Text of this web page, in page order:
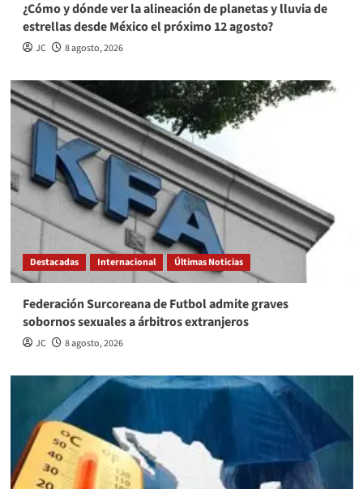
¿Cómo y dónde ver la alineación de planetas y lluvia de
estrellas desde México el próximo 12 agosto?
JC 8 agosto, 2026
Destacadas Internacional Últimas Noticias
Federación Surcoreana de Futbol admite graves
sobornos sexuales a árbitros extranjeros
JC 8 agosto, 2026